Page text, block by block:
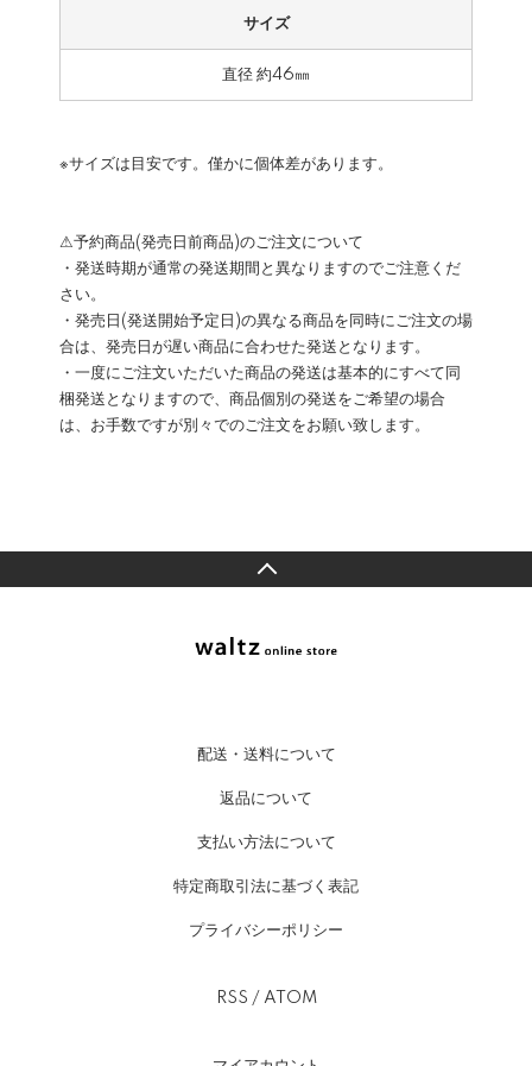
サイズ
直径 約46㎜
※サイズは目安です。僅かに個体差があります。
⚠予約商品(発売日前商品)のご注文について
・発送時期が通常の発送期間と異なりますのでご注意くだ
さい。
・発売日(発送開始予定日)の異なる商品を同時にご注文の場
合は、発売日が遅い商品に合わせた発送となります。
・一度にご注文いただいた商品の発送は基本的にすべて同
梱発送となりますので、商品個別の発送をご希望の場合
は、お手数ですが別々でのご注文をお願い致します。
配送・送料について
返品について
支払い方法について
特定商取引法に基づく表記
プライバシーポリシー
RSS / ATOM